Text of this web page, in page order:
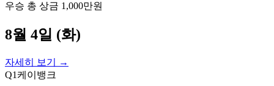
우승 총 상금 1,000만원
8월 4일 (화)
자세히 보기 →
Q1 케이뱅크